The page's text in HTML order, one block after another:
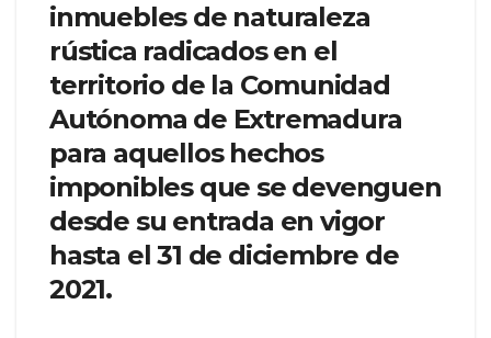
inmuebles de naturaleza
rústica radicados en el
territorio de la Comunidad
Autónoma de Extremadura
para aquellos hechos
imponibles que se devenguen
desde su entrada en vigor
hasta el 31 de diciembre de
2021.